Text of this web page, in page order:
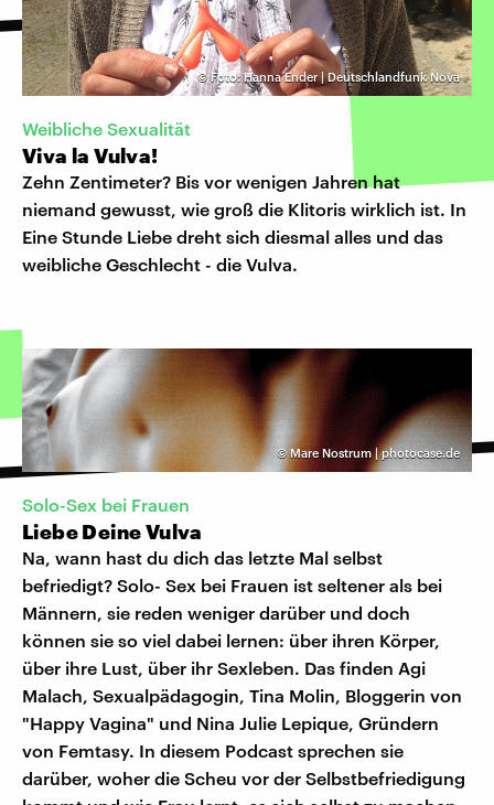
©Foto: Hanna Ender | Deutschlandfunk Nova
Weibliche Sexualität
Viva la Vulva!
Zehn Zentimeter? Bis vor wenigen Jahren hat
niemand gewusst, wie groß die Klitoris wirklich ist. In
Eine Stunde Liebe dreht sich diesmal alles und das
weibliche Geschlecht - die Vulva.
©Mare Nostrum | photocase.de
Solo-Sex bei Frauen
Liebe Deine Vulva
Na, wann hast du dich das letzte Mal selbst
befriedigt? Solo- Sex bei Frauen ist seltener als bei
Männern, sie reden weniger darüber und doch
können sie so viel dabei lernen: über ihren Körper,
über ihre Lust, über ihr Sexleben. Das finden Agi
Malach, Sexualpädagogin, Tina Molin, Bloggerin von
"Happy Vagina" und Nina Julie Lepique, Gründern
von Femtasy. In diesem Podcast sprechen sie
darüber, woher die Scheu vor der Selbstbefriedigung